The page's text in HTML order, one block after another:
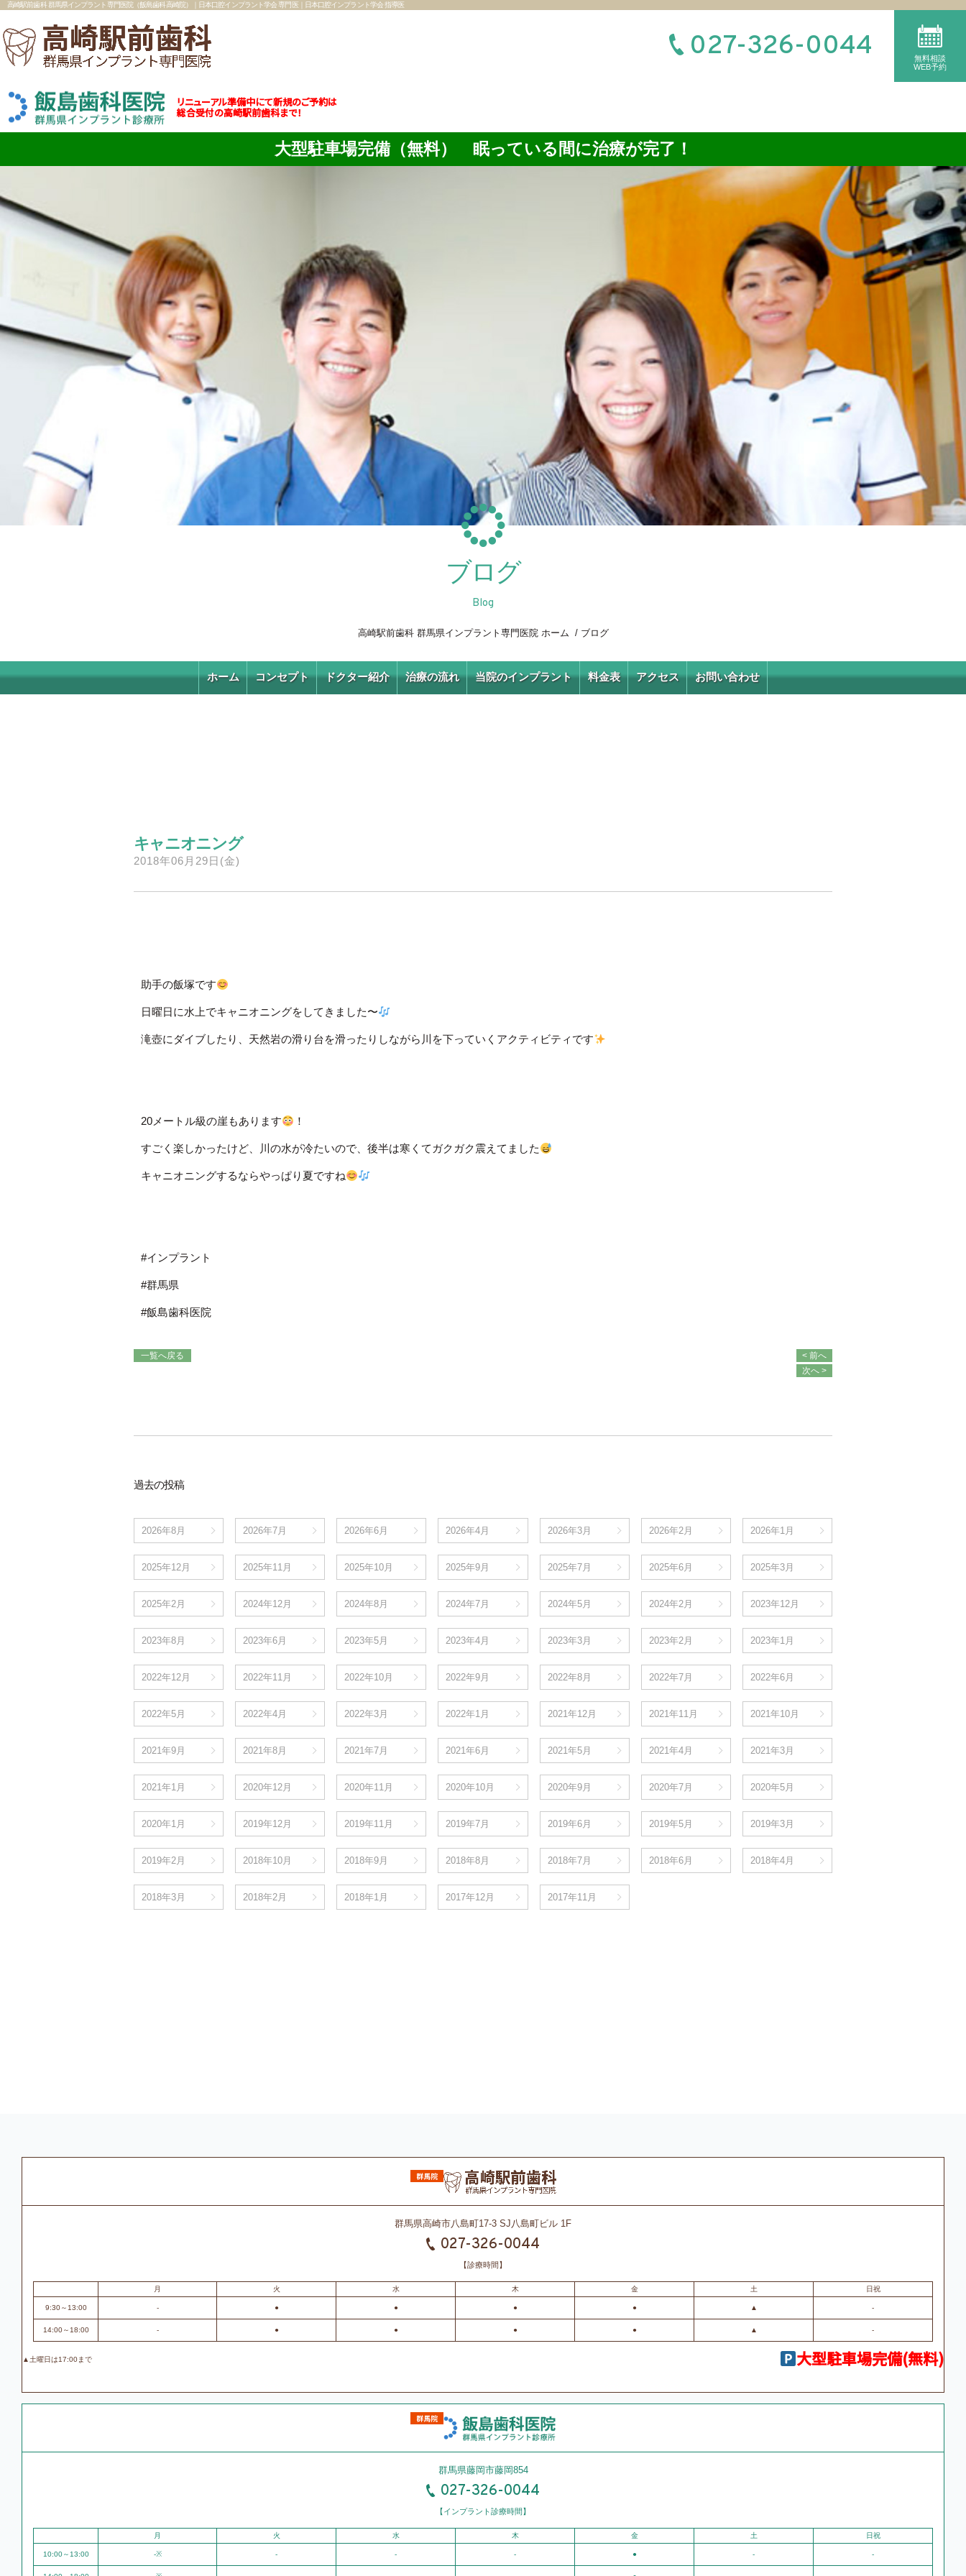
高崎駅前歯科 群馬県インプラント専門医院（飯島歯科高崎院）｜日本口腔インプラント学会 専門医｜日本口腔インプラント学会 指導医
027-326-0044
無料相談
WEB予約
リニューアル準備中にて新規のご予約は
総合受付の高崎駅前歯科まで！
大型駐車場完備（無料） 眠っている間に治療が完了！
ブログ
Blog
高崎駅前歯科 群馬県インプラント専門医院 ホーム ブログ
ホーム コンセプト ドクター紹介 治療の流れ 当院のインプラント 料金表 アクセス お問い合わせ
キャニオニング
2018年06月29日(金)
助手の飯塚です
日曜日に水上でキャニオニングをしてきました〜
滝壺にダイブしたり、天然岩の滑り台を滑ったりしながら川を下っていくアクティビティです
20メートル級の崖もあります ！
すごく楽しかったけど、川の水が冷たいので、後半は寒くてガクガク震えてました
キャニオニングするならやっぱり夏ですね
#インプラント
#群馬県
#飯島歯科医院
一覧へ戻る
< 前へ
次へ >
過去の投稿
2026年8月 2026年7月 2026年6月 2026年4月 2026年3月 2026年2月 2026年1月
2025年12月 2025年11月 2025年10月 2025年9月 2025年7月 2025年6月 2025年3月
2025年2月 2024年12月 2024年8月 2024年7月 2024年5月 2024年2月 2023年12月
2023年8月 2023年6月 2023年5月 2023年4月 2023年3月 2023年2月 2023年1月
2022年12月 2022年11月 2022年10月 2022年9月 2022年8月 2022年7月 2022年6月
2022年5月 2022年4月 2022年3月 2022年1月 2021年12月 2021年11月 2021年10月
2021年9月 2021年8月 2021年7月 2021年6月 2021年5月 2021年4月 2021年3月
2021年1月 2020年12月 2020年11月 2020年10月 2020年9月 2020年7月 2020年5月
2020年1月 2019年12月 2019年11月 2019年7月 2019年6月 2019年5月 2019年3月
2019年2月 2018年10月 2018年9月 2018年8月 2018年7月 2018年6月 2018年4月
2018年3月 2018年2月 2018年1月 2017年12月 2017年11月
群馬県高崎市八島町17-3 SJ八島町ビル 1F
027-326-0044
【診療時間】
月 火 水 木 金 土 日祝
9:30～13:00 - ● ● ● ● ▲ -
14:00～18:00 - ● ● ● ● ▲ -
▲土曜日は17:00まで 大型駐車場完備(無料)
群馬県藤岡市藤岡854
027-326-0044
【インプラント診療時間】
月 火 水 木 金 土 日祝
10:00～13:00 -※ - - - ● - -